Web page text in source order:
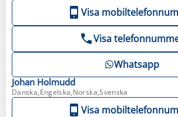
Visa
Visa
Whatsapp
Johan Holmudd
Danska,Engelska,Norska,Svenska
Visa